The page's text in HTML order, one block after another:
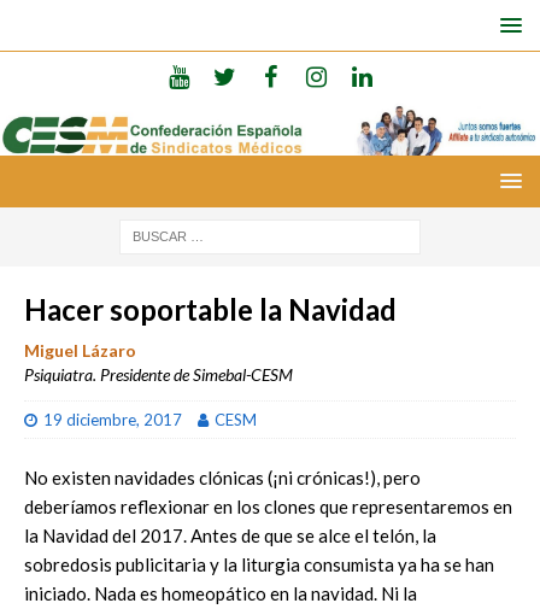
Hacer soportable la Navidad
Miguel Lázaro
Psiquiatra. Presidente de Simebal-CESM
19 diciembre, 2017 CESM
No existen navidades clónicas (¡ni crónicas!), pero
deberíamos reflexionar en los clones que representaremos en
la Navidad del 2017. Antes de que se alce el telón, la
sobredosis publicitaria y la liturgia consumista ya ha se han
iniciado. Nada es homeopático en la navidad. Ni la